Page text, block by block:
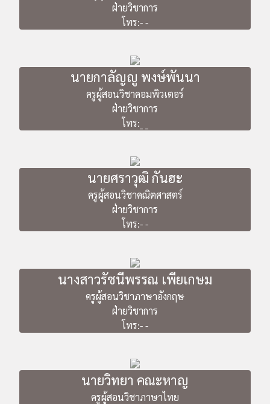
ฝ่ายวิชาการ
โทร:- -
นายกาลัญญู พงษ์พันนา
ครูผู้สอนวิชาคอมพิวเตอร์
ฝ่ายวิชาการ
โทร:_ _
นายศราวุฒิ กันฮะ
ครูผู้สอนวิชาคณิตศาสตร์
ฝ่ายวิชาการ
โทร:- -
นางสาวรัชนีพรรณ เพียเกษม
ครูผู้สอนวิชาภาษาอังกฤษ
ฝ่ายวิชาการ
โทร:- -
นายวิทยา คณะหาญ
ครูผู้สอนวิชาภาษาไทย